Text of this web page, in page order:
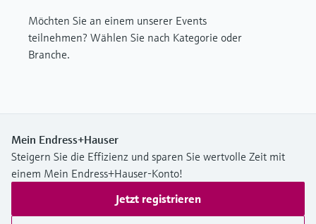
Möchten Sie an einem unserer Events
teilnehmen? Wählen Sie nach Kategorie oder
Branche.
Mein Endress+Hauser
Steigern Sie die Effizienz und sparen Sie wertvolle Zeit mit
einem Mein Endress+Hauser-Konto!
Jetzt registrieren